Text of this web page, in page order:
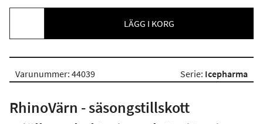
LÄGG I KORG
Varunummer: 44039 Serie: Icepharma
RhinoVärn - säsongstillskott